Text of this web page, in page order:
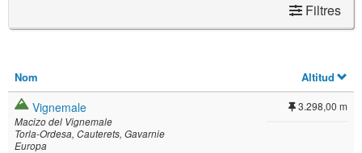
Filtres
Nom Altitud
Vignemale
Macizo del Vignemale
Torla-Ordesa Cauterets Gavarnie
Europa
3.298,00 m